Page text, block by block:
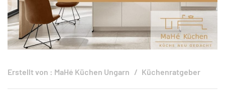
Erstellt von : MaHé Küchen Ungarn Küchenratgeber